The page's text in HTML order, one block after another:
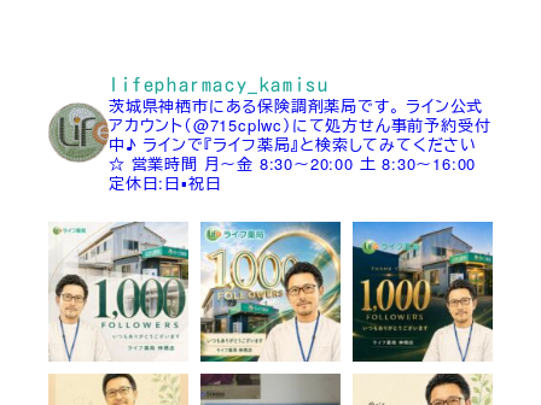
lifepharmacy_kamisu
茨城県神栖市にある保険調剤薬局です。 ライン公式
アカウント（@715cplwc）にて処方せん事前予約受付
中♪ ラインで『ライフ薬局』と検索してみてください
☆ 営業時間 月～金 8:30～20:00 土 8:30～16:00
定休日:日▪祝日